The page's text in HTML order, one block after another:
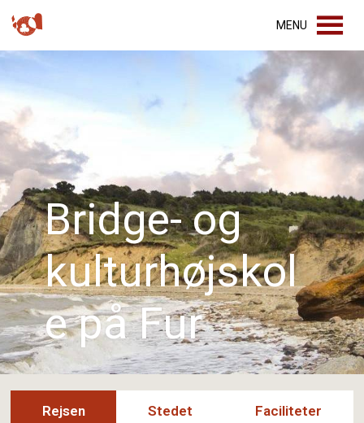
MENU
Bridge- og
kulturhøjskol
e på Fur
Rejsen Stedet Faciliteter